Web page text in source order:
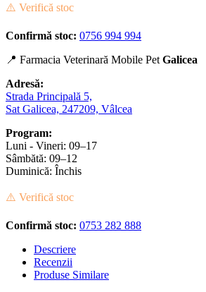
⚠️ Verifică stoc
Confirmă stoc: 0756 994 994
📍 Farmacia Veterinară Mobile Pet Galicea
Adresă:
Strada Principală 5,
Sat Galicea, 247209, Vâlcea
Program:
Luni - Vineri: 09–17
Sâmbătă: 09–12
Duminică: Închis
⚠️ Verifică stoc
Confirmă stoc: 0753 282 888
Descriere
Recenzii
Produse Similare